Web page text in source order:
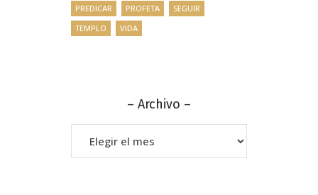
PREDICAR
PROFETA
SEGUIR
TEMPLO
VIDA
– Archivo –
–
Archivo
–